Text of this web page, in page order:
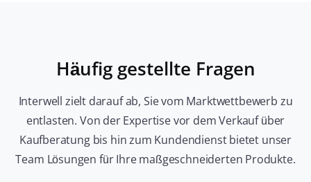
Häufig gestellte Fragen
Interwell zielt darauf ab, Sie vom Marktwettbewerb zu
entlasten. Von der Expertise vor dem Verkauf über
Kaufberatung bis hin zum Kundendienst bietet unser
Team Lösungen für Ihre maßgeschneiderten Produkte.